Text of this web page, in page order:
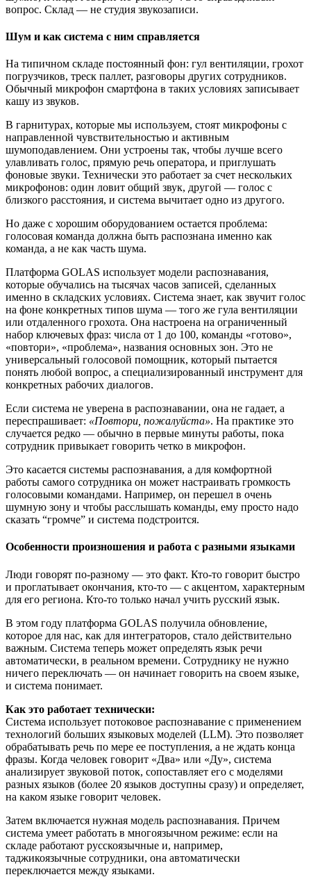
вопрос. Склад — не студия звукозаписи.
Шум и как система с ним справляется
На типичном складе постоянный фон: гул вентиляции, грохот
погрузчиков, треск паллет, разговоры других сотрудников.
Обычный микрофон смартфона в таких условиях записывает
кашу из звуков.
В гарнитурах, которые мы используем, стоят микрофоны с
направленной чувствительностью и активным
шумоподавлением. Они устроены так, чтобы лучше всего
улавливать голос, прямую речь оператора, и приглушать
фоновые звуки. Технически это работает за счет нескольких
микрофонов: один ловит общий звук, другой — голос с
близкого расстояния, и система вычитает одно из другого.
Но даже с хорошим оборудованием остается проблема:
голосовая команда должна быть распознана именно как
команда, а не как часть шума.
Платформа GOLAS использует модели распознавания,
которые обучались на тысячах часов записей, сделанных
именно в складских условиях. Система знает, как звучит голос
на фоне конкретных типов шума — того же гула вентиляции
или отдаленного грохота. Она настроена на ограниченный
набор ключевых фраз: числа от 1 до 100, команды «готово»,
«повтори», «проблема», названия основных зон. Это не
универсальный голосовой помощник, который пытается
понять любой вопрос, а специализированный инструмент для
конкретных рабочих диалогов.
Если система не уверена в распознавании, она не гадает, а
переспрашивает: «Повтори, пожалуйста». На практике это
случается редко — обычно в первые минуты работы, пока
сотрудник привыкает говорить четко в микрофон.
Это касается системы распознавания, а для комфортной
работы самого сотрудника он может настраивать громкость
голосовыми командами. Например, он перешел в очень
шумную зону и чтобы расслышать команды, ему просто надо
сказать “громче” и система подстроится.
Особенности произношения и работа с разными языками
Люди говорят по-разному — это факт. Кто-то говорит быстро
и проглатывает окончания, кто-то — с акцентом, характерным
для его региона. Кто-то только начал учить русский язык.
В этом году платформа GOLAS получила обновление,
которое для нас, как для интеграторов, стало действительно
важным. Система теперь может определять язык речи
автоматически, в реальном времени. Сотруднику не нужно
ничего переключать — он начинает говорить на своем языке,
и система понимает.
Как это работает технически:
Система использует потоковое распознавание с применением
технологий больших языковых моделей (LLM). Это позволяет
обрабатывать речь по мере ее поступления, а не ждать конца
фразы. Когда человек говорит «Два» или «Ду», система
анализирует звуковой поток, сопоставляет его с моделями
разных языков (более 20 языков доступны сразу) и определяет,
на каком языке говорит человек.
Затем включается нужная модель распознавания. Причем
система умеет работать в многоязычном режиме: если на
складе работают русскоязычные и, например,
таджикоязычные сотрудники, она автоматически
переключается между языками.